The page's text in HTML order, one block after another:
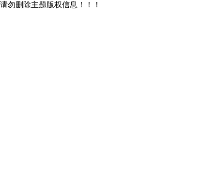
请勿删除主题版权信息！！！